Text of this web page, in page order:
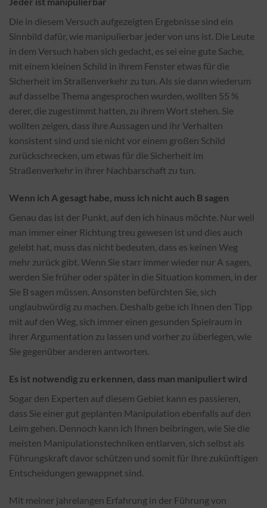
Die in diesem Versuch aufgezeigten Ergebnisse sind ein
Sinnbild dafür, wie manipulierbar jeder von uns ist. Die Leute
in dem Versuch haben sich gedacht, es sei eine gute Sache,
mit einem kleinen Schild in ihrem Fenster etwas für die
Sicherheit im Straßenverkehr zu tun. Als sie dann wiederum
auf dasselbe Thema angesprochen wurden, wollten 55 %
derer, die zugestimmt hatten, zu ihrem Wort stehen. Sie
wollten zeigen, dass ihre Aussagen und ihr Verhalten
konsistent sind und sie nicht vor einem großen Schild
zurückschrecken, um etwas für die Sicherheit im
Straßenverkehr in ihrer Nachbarschaft zu tun.
Wenn ich A gesagt habe, muss ich nicht auch B sagen
Genau das ist der Punkt, auf den ich hinaus möchte. Nur weil
man immer einer Richtung treu gewesen ist und dies auch
gelebt hat, muss das nicht bedeuten, dass es keinen Weg
mehr zurück gibt. Wenn Sie starr immer wieder nur A sagen,
werden Sie früher oder später in die Situation kommen, in der
Sie B sagen müssen. Ansonsten befürchten Sie, sich
unglaubwürdig zu machen. Deshalb gebe ich Ihnen den Tipp
mit auf den Weg, sich immer einen gesunden Spielraum in
ihrer Argumentation zu lassen und vorher zu überlegen, wie
Sie gegenüber anderen antworten.
Es ist notwendig zu erkennen, dass man manipuliert wird
Sogar den Experten auf diesem Gebiet kann es passieren,
dass Sie einer gut geplanten Manipulation ebenfalls auf den
Leim gehen. Dennoch kann ich Ihnen beibringen, wie Sie die
meisten Manipulationstechniken entlarven, sich selbst als
Führungskraft davor schützen und somit für Ihre zukünftigen
Entscheidungen gewappnet sind.
Mit meiner jahrelangen Erfahrung in der Führung von